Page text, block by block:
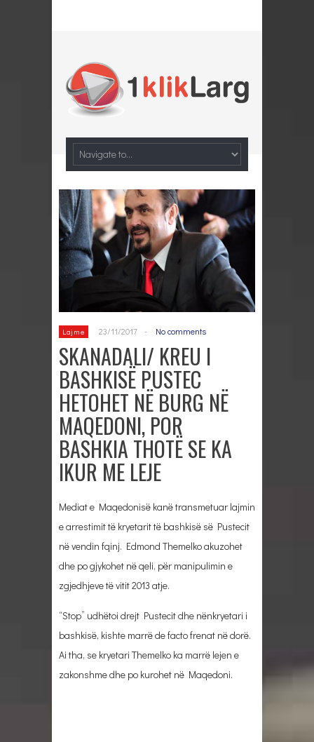
Lajme 23/11/2017 - No comments
SKANADALI/ KREU I
BASHKISË PUSTEC
HETOHET NË BURG NË
MAQEDONI, POR
BASHKIA THOTË SE KA
IKUR ME LEJE
Mediat e Maqedonisë kanë transmetuar lajmin
e arrestimit të kryetarit të bashkisë së Pustecit
në vendin fqinj. Edmond Themelko akuzohet
dhe po gjykohet në qeli, për manipulimin e
zgjedhjeve të vitit 2013 atje.
“Stop” udhëtoi drejt Pustecit dhe nënkryetari i
bashkisë, kishte marrë de facto frenat në dorë.
Ai tha, se kryetari Themelko ka marrë lejen e
zakonshme dhe po kurohet në Maqedoni.